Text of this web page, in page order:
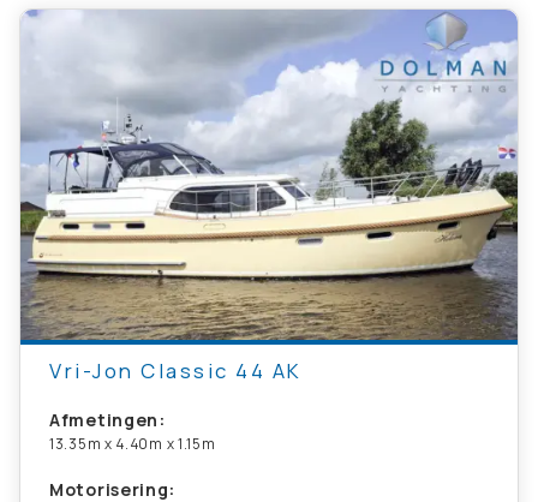
Vri-Jon Classic 44 AK
Afmetingen:
13.35m x 4.40m x 1.15m
Motorisering: